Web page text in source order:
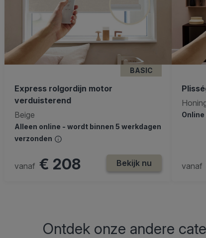
BASIC
Express rolgordijn motor
verduisterend
Beige
Alleen online - wordt binnen 5 werkdagen
verzonden
vanaf € 208 Bekijk nu vanaf
Ontdek onze andere